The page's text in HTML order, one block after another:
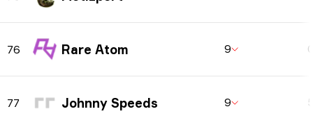
76 Rare Atom 9
77 Johnny Speeds 9